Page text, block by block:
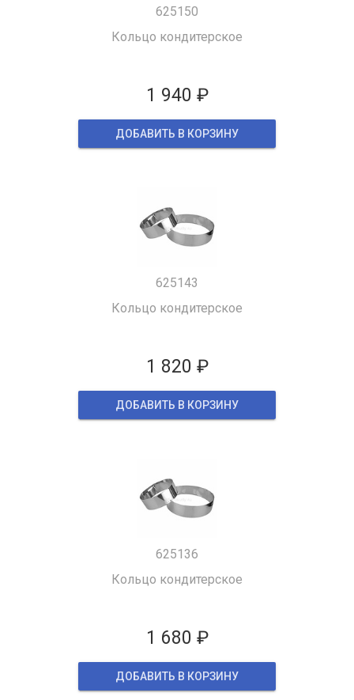
625150
Кольцо кондитерское
1 940 ₽
ДОБАВИТЬ В КОРЗИНУ
625143
Кольцо кондитерское
1 820 ₽
ДОБАВИТЬ В КОРЗИНУ
625136
Кольцо кондитерское
1 680 ₽
ДОБАВИТЬ В КОРЗИНУ